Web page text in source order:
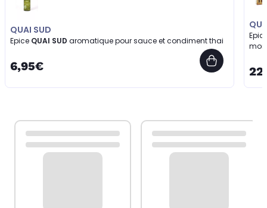
QUAI SUD
Epice QUAI SUD aromatique pour sauce et condiment thai
6,95€